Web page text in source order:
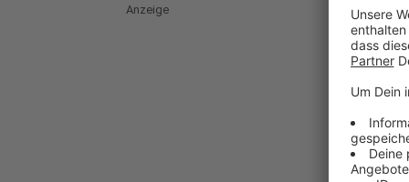
Anzeige